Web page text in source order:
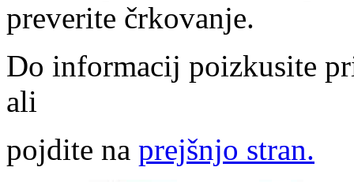
preverite črkovanje.
Do informacij poizkusite
ali
pojdite na prejšnjo stran.